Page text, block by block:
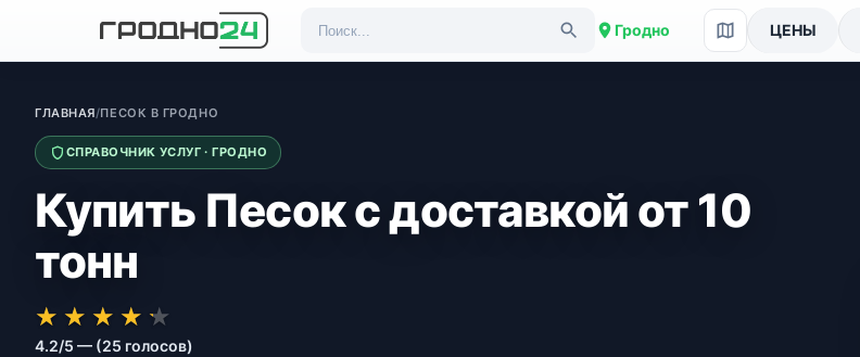
Гродно ЦЕНЫ
ГЛАВНАЯ/ПЕСОК В ГРОДНО
СПРАВОЧНИК УСЛУГ · ГРОДНО
Купить Песок с доставкой от 10
тонн
★★★★★
★★★★★
★ ★ ★ ★ ★
4.2/5 — (25 голосов)